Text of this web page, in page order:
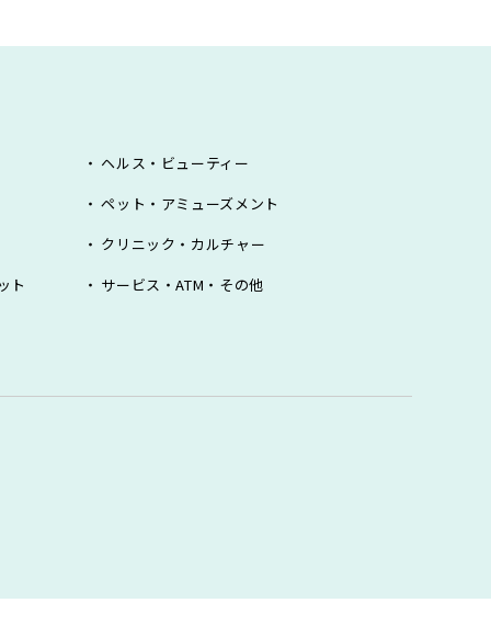
ヘルス・ビューティー
ペット・アミューズメント
クリニック・カルチャー
ト
サービス・ATM・その他